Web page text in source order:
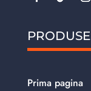
PRODUSE
Prima pagina